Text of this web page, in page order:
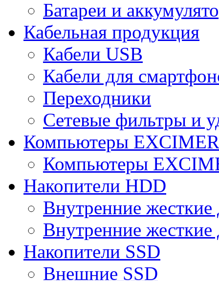
Батареи и
Кабельная продукция
Кабели USB
Кабели для
Переходники
Сетевые фильтры и
Компьютеры
Компьютеры
Накопители HDD
Внутренние
Внутренние
Накопители SSD
Внешние SSD